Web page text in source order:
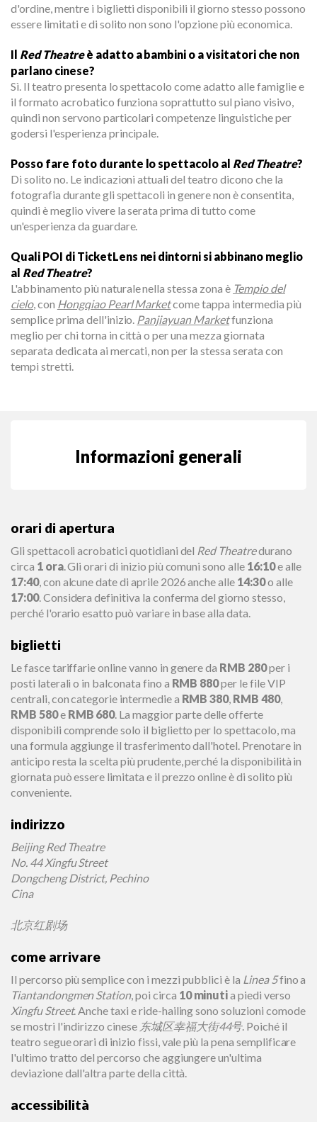
d'ordine, mentre i biglietti disponibili il giorno stesso possono
essere limitati e di solito non sono l'opzione più economica.
Il Red Theatreè adatto a bambini o a visitatori che non
parlano cinese?
Sì. Il teatro presenta lo spettacolo come adatto alle famiglie e
il formato acrobatico funziona soprattutto sul piano visivo,
quindi non servono particolari competenze linguistiche per
godersi l'esperienza principale.
Posso fare foto durante lo spettacolo al Red Theatre?
Di solito no. Le indicazioni attuali del teatro dicono che la
fotografia durante gli spettacoli in genere non è consentita,
quindi è meglio vivere la serata prima di tutto come
un'esperienza da guardare.
Quali POI di TicketLens nei dintorni si abbinano meglio
al Red Theatre?
L'abbinamento più naturale nella stessa zona è Tempio del
cielo, con Hongqiao Pearl Marketcome tappa intermedia più
semplice prima dell'inizio. Panjiayuan Marketfunziona
meglio per chi torna in città o per una mezza giornata
separata dedicata ai mercati, non per la stessa serata con
tempi stretti.
Informazioni generali
orari di apertura
Gli spettacoli acrobatici quotidiani del Red Theatredurano
circa 1 ora. Gli orari di inizio più comuni sono alle 16:10e alle
17:40, con alcune date di aprile 2026 anche alle 14:30o alle
17:00. Considera definitiva la conferma del giorno stesso,
perché l'orario esatto può variare in base alla data.
biglietti
Le fasce tariffarie online vanno in genere da RMB 280per i
posti laterali o in balconata fino a RMB 880per le file VIP
centrali, con categorie intermedie a RMB 380, RMB 480,
RMB 580e RMB 680. La maggior parte delle offerte
disponibili comprende solo il biglietto per lo spettacolo, ma
una formula aggiunge il trasferimento dall'hotel. Prenotare in
anticipo resta la scelta più prudente, perché la disponibilità in
giornata può essere limitata e il prezzo online è di solito più
conveniente.
indirizzo
Beijing Red Theatre
No. 44 Xingfu Street
Dongcheng District, Pechino
Cina
北京红剧场
come arrivare
Il percorso più semplice con i mezzi pubblici è la Linea 5fino a
Tiantandongmen Station, poi circa 10 minutia piedi verso
Xingfu Street. Anche taxi e ride-hailing sono soluzioni comode
se mostri l'indirizzo cinese 东城区幸福大街44号. Poiché il
teatro segue orari di inizio fissi, vale più la pena semplificare
l'ultimo tratto del percorso che aggiungere un'ultima
deviazione dall'altra parte della città.
accessibilità